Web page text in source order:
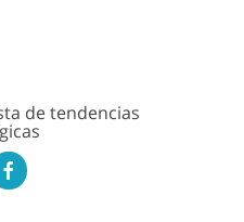
de tendencias